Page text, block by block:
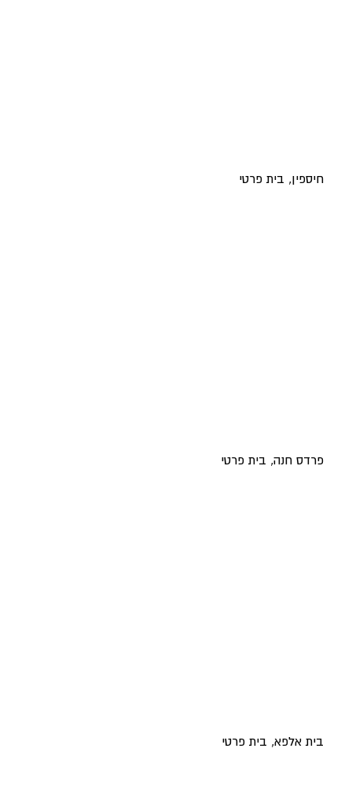
חיספין, בית פרטי
פרדס חנה, בית פרטי
בית אלפא, בית פרטי